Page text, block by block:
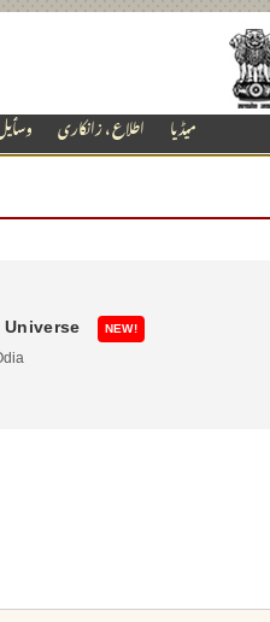
اطلاع ، زانکاری میڈیا
NEW!